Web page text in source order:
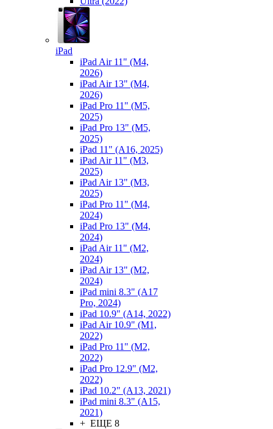
iPad
iPad Air 11" (M4,
2026)
iPad Air 13" (M4,
2026)
iPad Pro 11" (M5,
2025)
iPad Pro 13" (M5,
2025)
iPad 11" (A16, 2025)
iPad Air 11" (M3,
2025)
iPad Air 13" (M3,
2025)
iPad Pro 11" (M4,
2024)
iPad Pro 13" (M4,
2024)
iPad Air 11" (M2,
2024)
iPad Air 13" (M2,
2024)
iPad mini 8.3" (A17
Pro, 2024)
iPad 10.9" (A14, 2022)
iPad Air 10.9" (M1,
2022)
iPad Pro 11" (M2,
2022)
iPad Pro 12.9" (M2,
2022)
iPad 10.2" (A13, 2021)
iPad mini 8.3" (A15,
2021)
+ ЕЩЕ 8